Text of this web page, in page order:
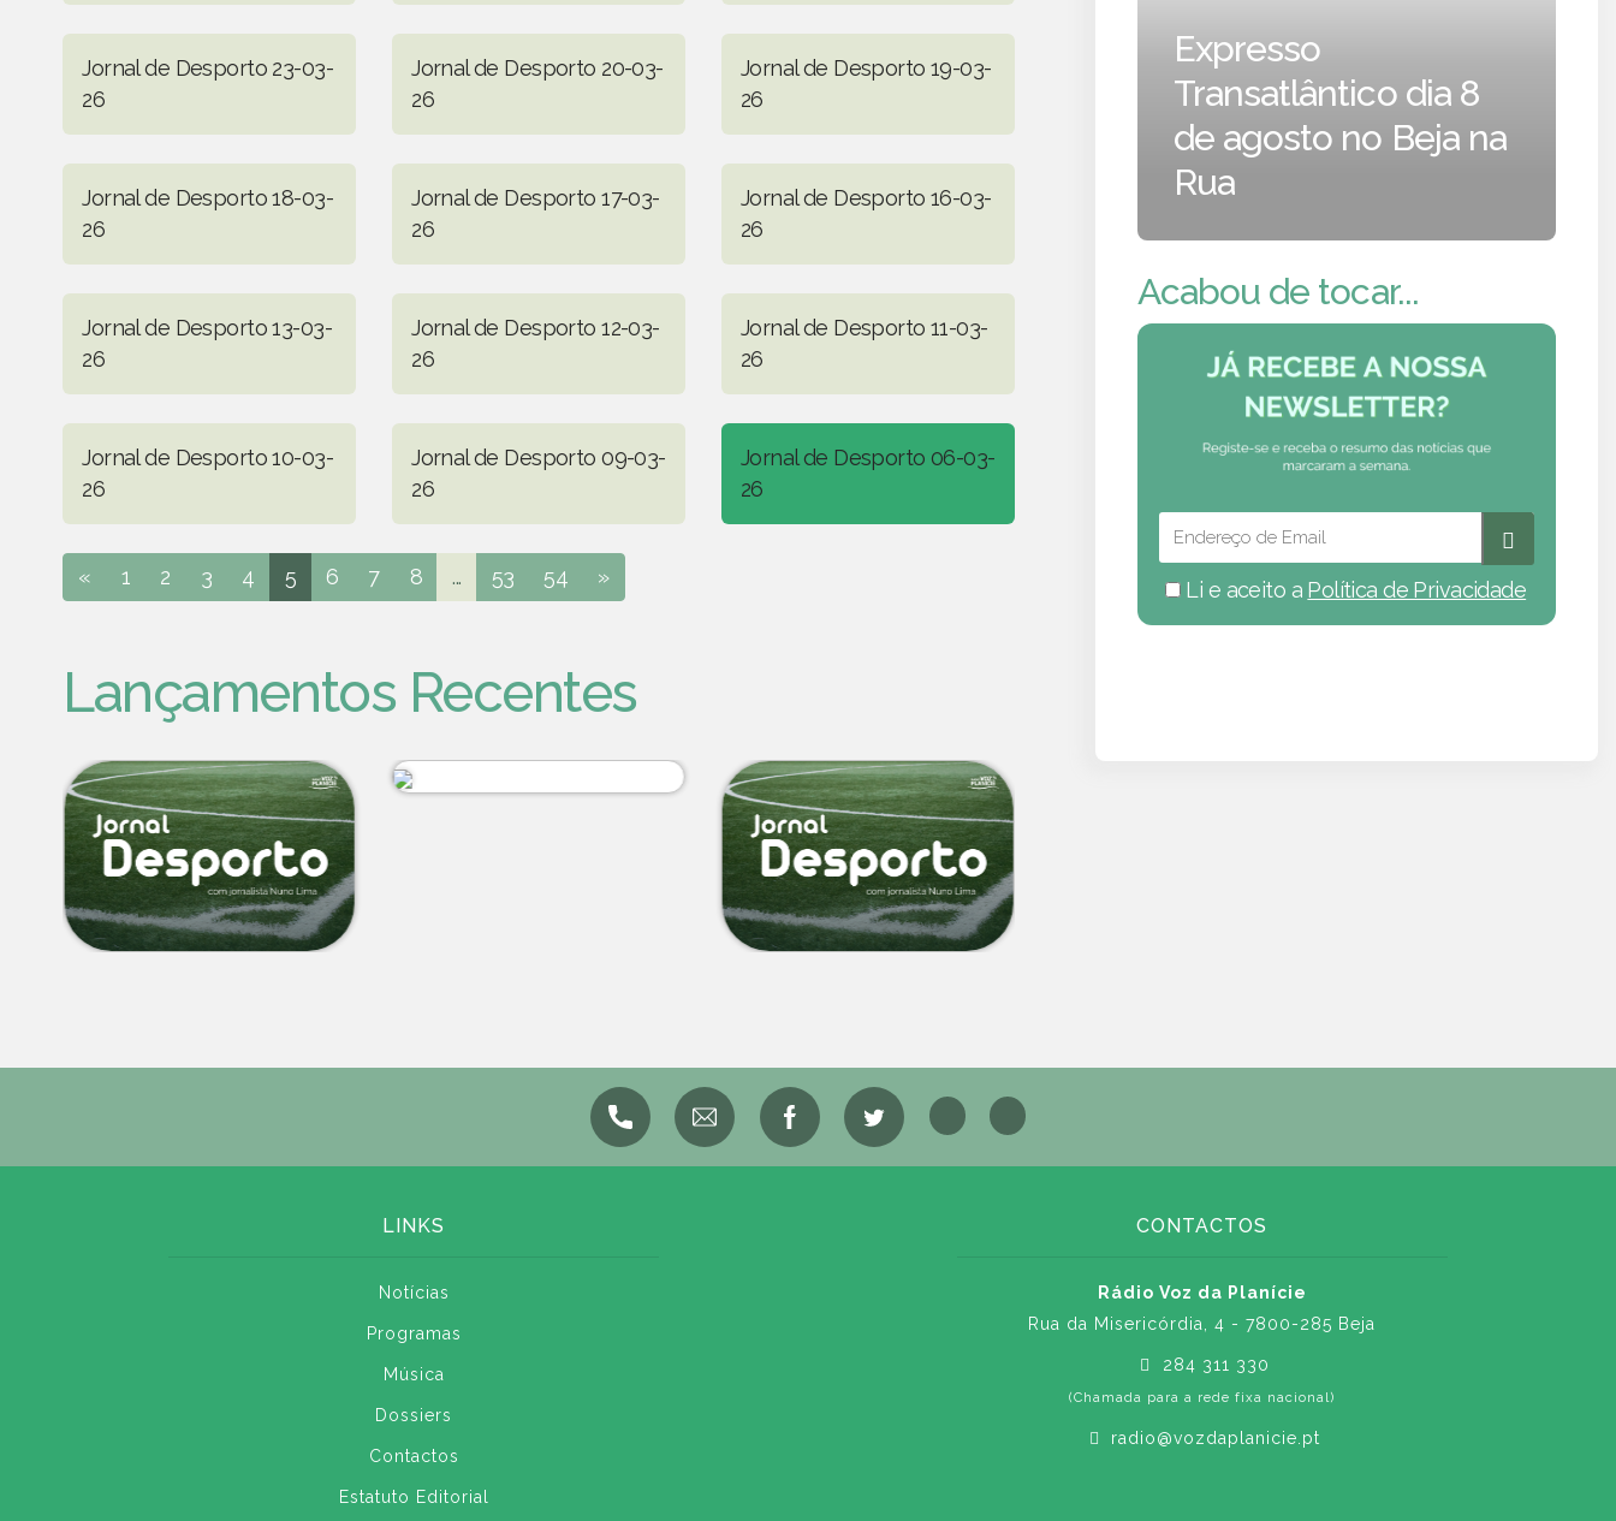
Jornal de Desporto 23-03-
26
Jornal de Desporto 20-03-
26
Jornal de Desporto 19-03-
26
Jornal de Desporto 18-03-
26
Jornal de Desporto 17-03-
26
Jornal de Desporto 16-03-
26
Jornal de Desporto 13-03-
26
Jornal de Desporto 12-03-
26
Jornal de Desporto 11-03-
26
Jornal de Desporto 10-03-
26
Jornal de Desporto 09-03-
26
Jornal de Desporto 06-03-
26
« 1 2 3 4 5 6 7 8 ... 53 54 »
Lançamentos Recentes
Expresso
Transatlântico dia 8
de agosto no Beja na
Rua
Acabou de tocar...
Li e aceito a Política de Privacidade
LINKS
Notícias
Programas
Música
Dossiers
Contactos
Estatuto Editorial
CONTACTOS
Rádio Voz da Planície
Rua da Misericórdia, 4 - 7800-285 Beja
284 311 330
(Chamada para a rede fixa nacional)
radio@vozdaplanicie.pt